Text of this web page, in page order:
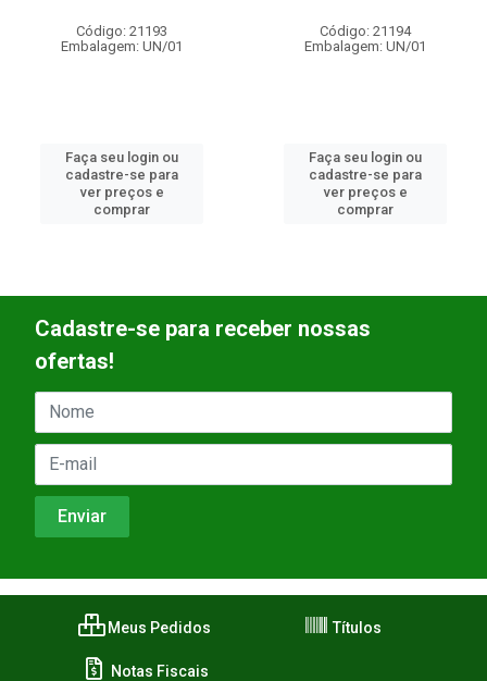
Código: 21193
Embalagem: UN/01
Faça seu login ou
cadastre-se para
ver preços e
comprar
Código: 21194
Embalagem: UN/01
Faça seu login ou
cadastre-se para
ver preços e
comprar
Cadastre-se para receber nossas
ofertas!
Meus Pedidos Títulos
Notas Fiscais